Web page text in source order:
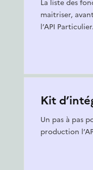
La liste des
maitriser,
l’API Particulier.
Kit
Un pas à pas
production